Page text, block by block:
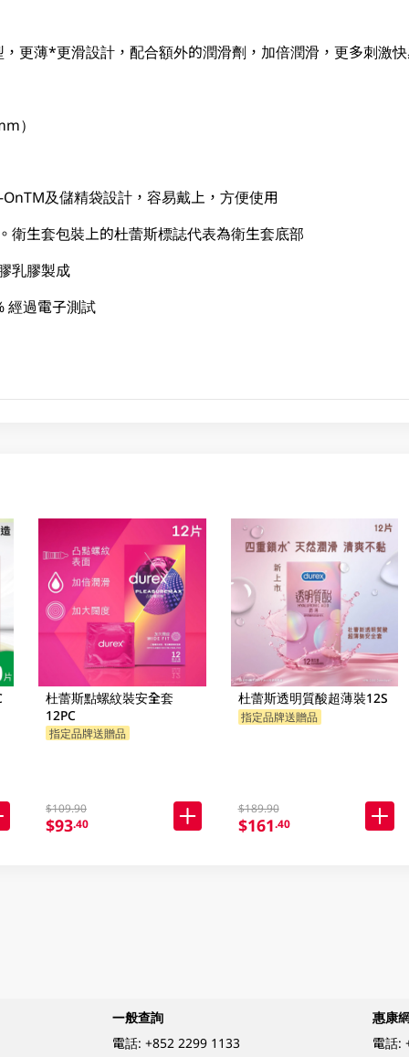
更薄*更滑設計，配合額外的潤滑劑，加倍潤滑，更多刺激快
）
及儲精袋設計，容易戴上，方便使用
衛生套包裝上的杜蕾斯標誌代表為衛生套底部
乳膠製成
經過電子測試
杜蕾斯點螺紋裝安全套
12PC
指定品牌送贈品
$109.90
$93.40
杜蕾斯透明質酸超薄裝12S
指定品牌送贈品
$189.90
$161.40
一般查詢
電話: +852 2299 1133
惠康
電話: